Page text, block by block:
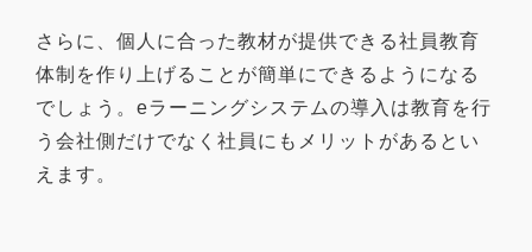
さらに、個人に合った教材が提供できる社員教育
体制を作り上げることが簡単にできるようになる
でしょう。eラーニングシステムの導入は教育を行
う会社側だけでなく社員にもメリットがあるとい
えます。